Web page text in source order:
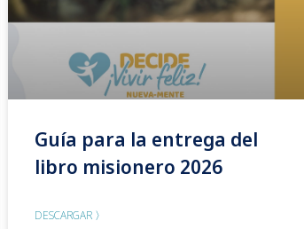
Guía para la entrega del
libro misionero 2026
DESCARGAR 〉